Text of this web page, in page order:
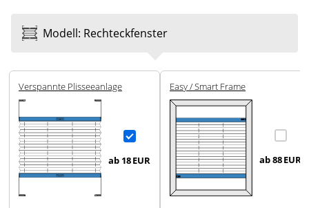
Modell: Rechteck­fenster
Ver­spannte Plissee­anlage
ab 18EUR
Easy / Smart Frame
ab 88EUR